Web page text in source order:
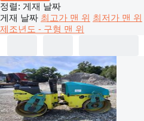
정렬: 게재 날짜
게재 날짜 최고가 맨 위 최저가 맨 위
제조년도 - 구형 맨 위